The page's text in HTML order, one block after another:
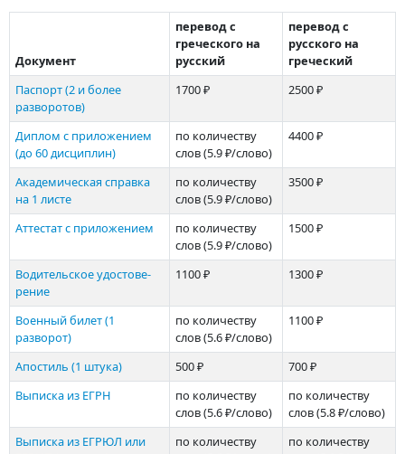
Документ
перевод с
греческого на
русский
перевод с
русского на
греческий
Паспорт (2 и более
разворотов)
1700 ₽ 2500 ₽
Диплом с приложением
(до 60 дисциплин)
по количеству
слов(5.9 ₽/слово)
4400 ₽
Академи­ческая справка
на 1 листе
по количеству
слов(5.9 ₽/слово)
3500 ₽
Аттестат с приложением
по количеству
слов(5.9 ₽/слово)
1500 ₽
Водительское удостове­
рение
1100 ₽ 1300 ₽
Военный билет (1
разворот)
по количеству
слов(5.6 ₽/слово)
1100 ₽
Апостиль (1 штука) 500 ₽
700 ₽
Выписка из ЕГРН
по количеству
слов(5.6 ₽/слово)
по количеству
слов(5.8 ₽/слово)
Выписка из ЕГРЮЛ или
по количеству
по количеству